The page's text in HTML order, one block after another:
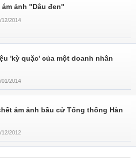
ám ảnh "Dâu đen"
12/2014
'kỳ quặc' của một doanh nhân
01/2014
ám ảnh bầu cử Tổng thống Hàn
12/2012